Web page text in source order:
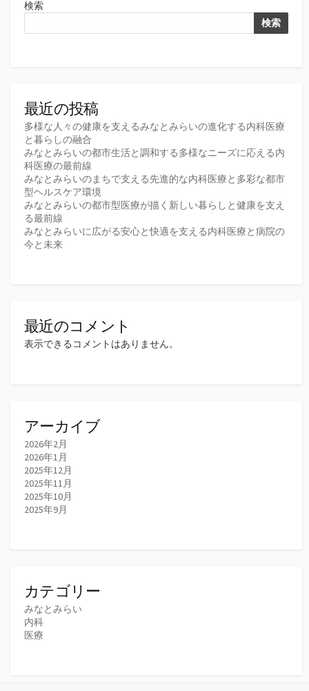
り
検索
検索
最近の投稿
多様な人々の健康を支えるみなとみらいの進化する内科医療
と暮らしの融合
みなとみらいの都市生活と調和する多様なニーズに応える内
科医療の最前線
みなとみらいのまちで支える先進的な内科医療と多彩な都市
型ヘルスケア環境
みなとみらいの都市型医療が描く新しい暮らしと健康を支え
る最前線
みなとみらいに広がる安心と快適を支える内科医療と病院の
今と未来
最近のコメント
表示できるコメントはありません。
アーカイブ
2026年2月
2026年1月
2025年12月
2025年11月
2025年10月
2025年9月
カテゴリー
みなとみらい
内科
医療